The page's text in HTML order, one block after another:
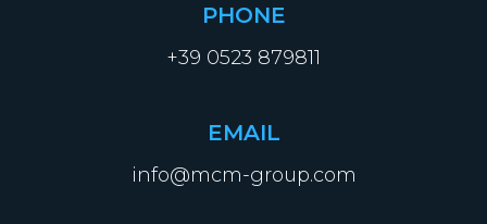
PHONE
+39 0523 879811
EMAIL
info@mcm-group.com